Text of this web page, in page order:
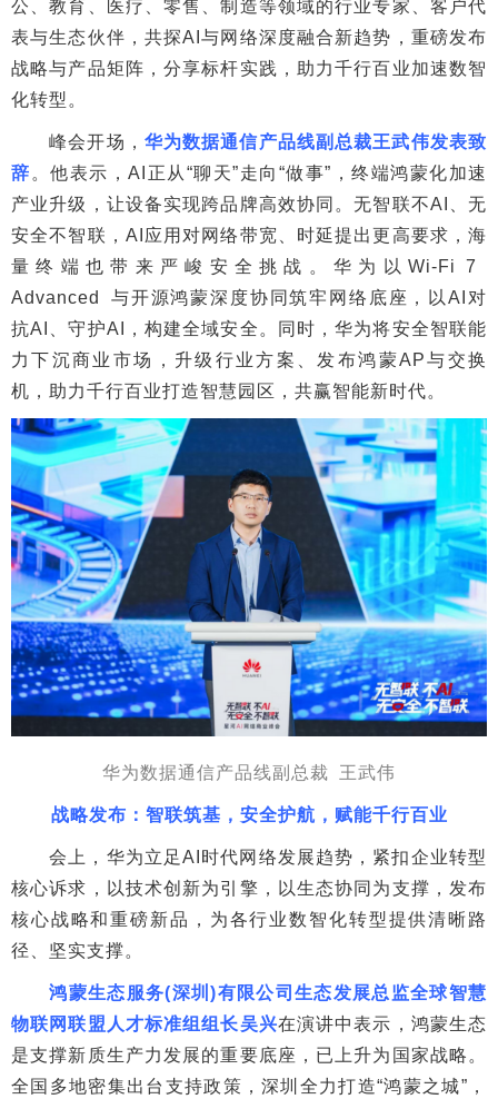
公、教育、医疗、零售、制造等领域的行业专家、客户代
表与生态伙伴，共探AI与网络深度融合新趋势，重磅发布
战略与产品矩阵，分享标杆实践，助力千行百业加速数智
化转型。
峰会开场， 华为数据通信产品线副总裁王武伟发表致
辞 。他表示，AI正从“聊天”走向“做事”，终端鸿蒙化加速
产业升级，让设备实现跨品牌高效协同。无智联不AI、无
安全不智联，AI应用对网络带宽、时延提出更高要求，海
量终端也带来严峻安全挑战。华为以Wi-Fi 7
Advanced 与开源鸿蒙深度协同筑牢网络底座，以AI对
抗AI、守护AI，构建全域安全。同时，华为将安全智联能
力下沉商业市场，升级行业方案、发布鸿蒙AP与交换
机，助力千行百业打造智慧园区，共赢智能新时代。
华为数据通信产品线副总裁 王武伟
战略发布：智联筑基，安全护航，赋能千行百业
会上，华为立足AI时代网络发展趋势，紧扣企业转型
核心诉求，以技术创新为引擎，以生态协同为支撑，发布
核心战略和重磅新品，为各行业数智化转型提供清晰路
径、坚实支撑。
鸿蒙生态服务(深圳)有限公司生态发展总监全球智慧
物联网联盟人才标准组组长吴兴在演讲中表示，鸿蒙生态
是支撑新质生产力发展的重要底座，已上升为国家战略。
全国多地密集出台支持政策，深圳全力打造“鸿蒙之城”，